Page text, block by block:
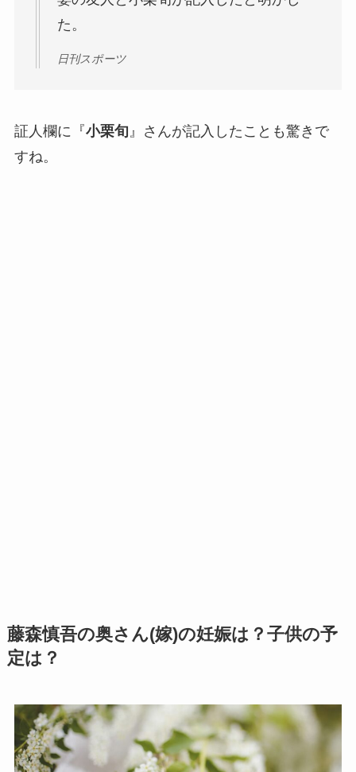
た。
日刊スポーツ
証人欄に『小栗旬』さんが記入したことも驚きで
すね。
藤森慎吾の奥さん(嫁)の妊娠は？子供の予
定は？